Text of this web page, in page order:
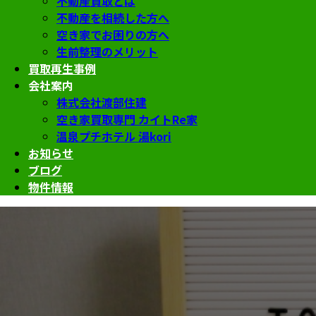
不動産を相続した方へ
空き家でお困りの方へ
生前整理のメリット
買取再生事例
会社案内
株式会社渡部住建
空き家買取専門 カイトRe家
温泉プチホテル 湯kori
お知らせ
ブログ
物件情報